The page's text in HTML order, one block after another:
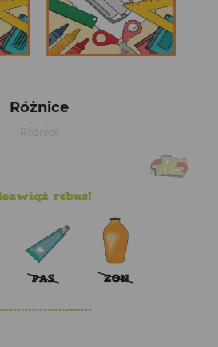
Różnice
Różnice